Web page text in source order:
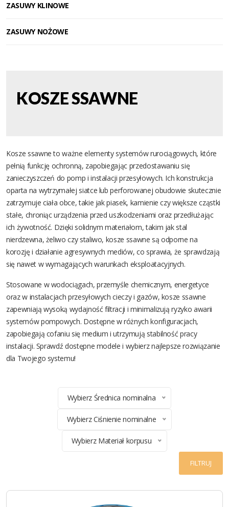
ZASUWY KLINOWE
ZASUWY NOŻOWE
KOSZE SSAWNE
Kosze ssawne to ważne elementy systemów rurociągowych, które
pełnią funkcję ochronną, zapobiegając przedostawaniu się
zanieczyszczeń do pomp i instalacji przesyłowych. Ich konstrukcja
oparta na wytrzymałej siatce lub perforowanej obudowie skutecznie
zatrzymuje ciała obce, takie jak piasek, kamienie czy większe cząstki
stałe, chroniąc urządzenia przed uszkodzeniami oraz przedłużając
ich żywotność. Dzięki solidnym materiałom, takim jak stal
nierdzewna, żeliwo czy staliwo, kosze ssawne są odporne na
korozję i działanie agresywnych mediów, co sprawia, że sprawdzają
się nawet w wymagających warunkach eksploatacyjnych.
Stosowane w wodociągach, przemyśle chemicznym, energetyce
oraz w instalacjach przesyłowych cieczy i gazów, kosze ssawne
zapewniają wysoką wydajność filtracji i minimalizują ryzyko awarii
systemów pompowych. Dostępne w różnych konfiguracjach,
zapobiegają cofaniu się medium i utrzymują stabilność pracy
instalacji. Sprawdź dostępne modele i wybierz najlepsze rozwiązanie
dla Twojego systemu!
Wybierz Średnica nominalna
Wybierz Ciśnienie nominalne
Wybierz Materiał korpusu
FILTRUJ